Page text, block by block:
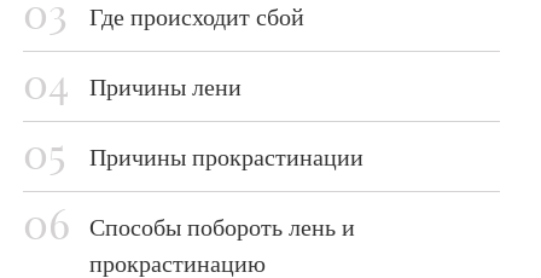
Где происходит сбой
Причины лени
Причины прокрастинации
Способы побороть лень и
прокрастинацию